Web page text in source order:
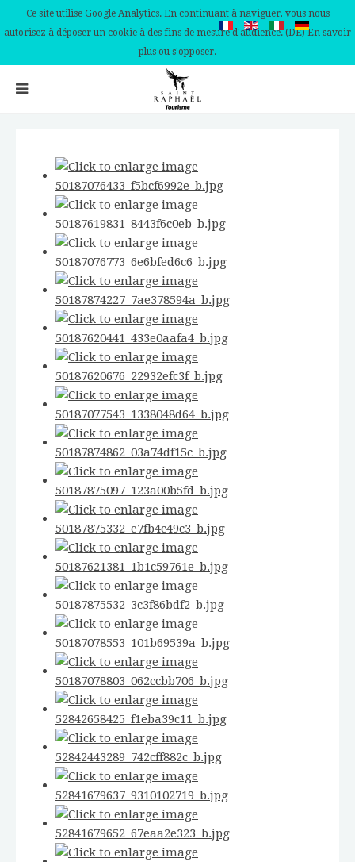
Ce site utilise Google Analytics. En continuant à naviguer, vous nous
autorisez à déposer un cookie à des fins de mesure d'audience. (DE)En savoir
plus ou s'opposer.